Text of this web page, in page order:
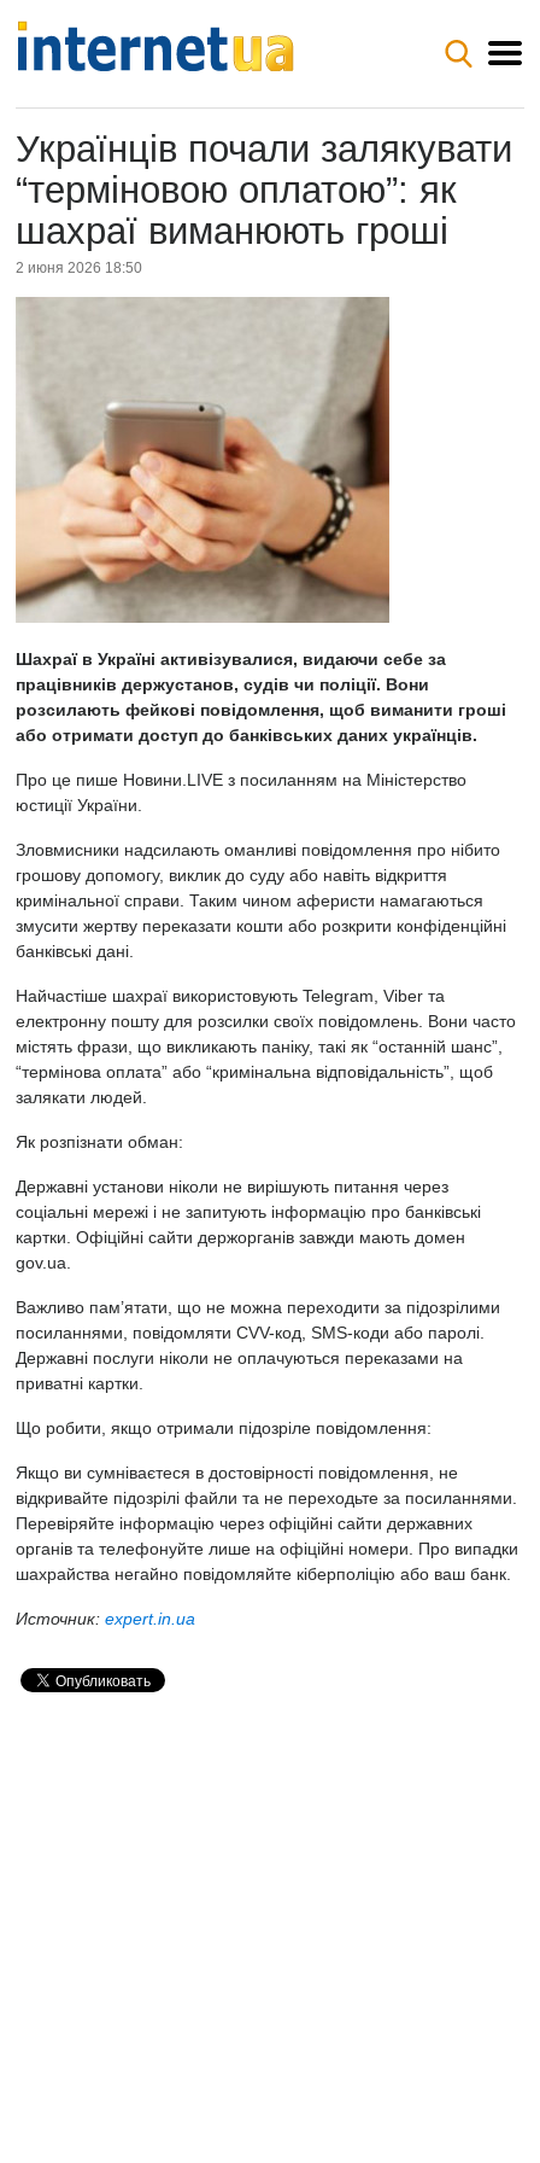
Українців почали залякувати
“терміновою оплатою”: як
шахраї виманюють гроші
2 июня 2026 18:50
Шахраї в Україні активізувалися, видаючи себе за
працівників держустанов, судів чи поліції. Вони
розсилають фейкові повідомлення, щоб виманити гроші
або отримати доступ до банківських даних українців.
Про це пише Новини.LIVE з посиланням на Міністерство
юстиції України.
Зловмисники надсилають оманливі повідомлення про нібито
грошову допомогу, виклик до суду або навіть відкриття
кримінальної справи. Таким чином аферисти намагаються
змусити жертву переказати кошти або розкрити конфіденційні
банківські дані.
Найчастіше шахраї використовують Telegram, Viber та
електронну пошту для розсилки своїх повідомлень. Вони часто
містять фрази, що викликають паніку, такі як “останній шанс”,
“термінова оплата” або “кримінальна відповідальність”, щоб
залякати людей.
Як розпізнати обман:
Державні установи ніколи не вирішують питання через
соціальні мережі і не запитують інформацію про банківські
картки. Офіційні сайти держорганів завжди мають домен
gov.ua.
Важливо пам’ятати, що не можна переходити за підозрілими
посиланнями, повідомляти CVV-код, SMS-коди або паролі.
Державні послуги ніколи не оплачуються переказами на
приватні картки.
Що робити, якщо отримали підозріле повідомлення:
Якщо ви сумніваєтеся в достовірності повідомлення, не
відкривайте підозрілі файли та не переходьте за посиланнями.
Перевіряйте інформацію через офіційні сайти державних
органів та телефонуйте лише на офіційні номери. Про випадки
шахрайства негайно повідомляйте кіберполіцію або ваш банк.
Источник: expert.in.ua